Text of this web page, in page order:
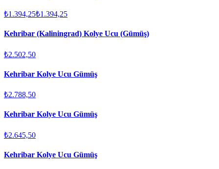
₺1.394,25₺1.394,25
Kehribar (Kaliningrad) Kolye Ucu (Gümüş)
₺2.502,50
Kehribar Kolye Ucu Gümüş
₺2.788,50
Kehribar Kolye Ucu Gümüş
₺2.645,50
Kehribar Kolye Ucu Gümüş